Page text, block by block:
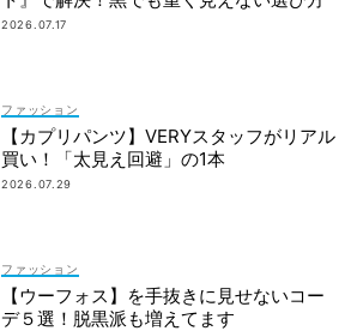
2026.07.17
ファッション
【カプリパンツ】VERYスタッフがリアル
買い！「太見え回避」の1本
2026.07.29
ファッション
【ウーフォス】を手抜きに見せないコー
デ５選！脱黒派も増えてます